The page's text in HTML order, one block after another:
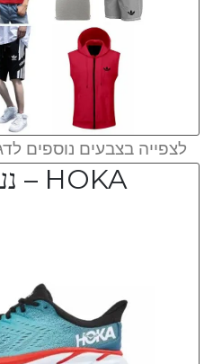
לצפייה בצבעים נוספים
HOKA – נעלי הוקה